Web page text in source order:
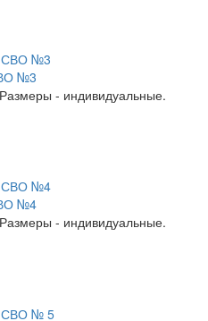
№3
- индивидуальные.
№4
- индивидуальные.